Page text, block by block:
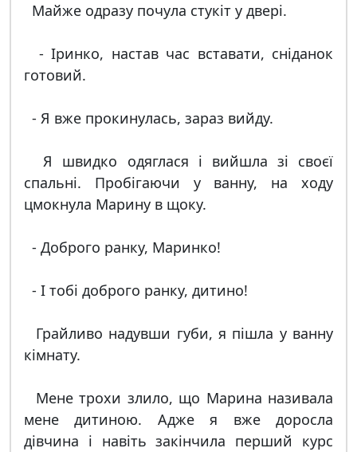
Майже одразу почула стукіт у двері.
- Іринко, настав час вставати, сніданок
готовий.
- Я вже прокинулась, зараз вийду.
Я швидко одяглася і вийшла зі своєї
спальні. Пробігаючи у ванну, на ходу
цмокнула Марину в щоку.
- Доброго ранку, Маринко!
- І тобі доброго ранку, дитино!
Грайливо надувши губи, я пішла у ванну
кімнату.
Мене трохи злило, що Марина називала
мене дитиною. Адже я вже доросла
дівчина і навіть закінчила перший курс